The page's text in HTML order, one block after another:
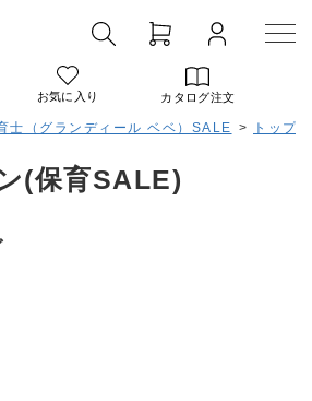
お気に入り カタログ注文
士（グランディール ベベ）SALE > トップ
(保育SALE)